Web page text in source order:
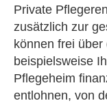
Private
zusätzlich zur
können frei
beispielsweise
Pflegeheim
entlohnen, von